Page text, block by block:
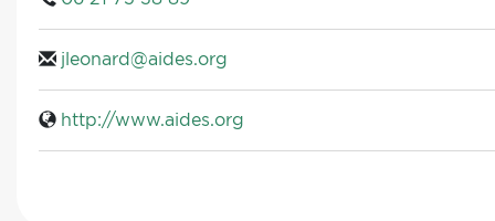
jleonard@aides.org
http://www.aides.org